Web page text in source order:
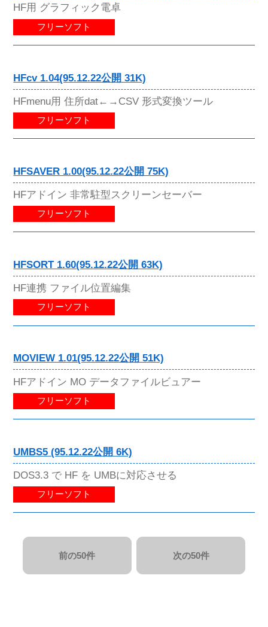
HF用 グラフィック電卓
フリーソフト
HFcv 1.04(95.12.22公開 31K)
HFmenu用 住所dat←→CSV 形式変換ツール
フリーソフト
HFSAVER 1.00(95.12.22公開 75K)
HFアドイン 非常駐型スクリーンセーバー
フリーソフト
HFSORT 1.60(95.12.22公開 63K)
HF連携 ファイル位置編集
フリーソフト
MOVIEW 1.01(95.12.22公開 51K)
HFアドイン MO データファイルビュアー
フリーソフト
UMBS5 (95.12.22公開 6K)
DOS3.3 で HF を UMBに対応させる
フリーソフト
前の50件 次の50件